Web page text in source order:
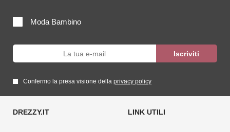
Moda Bambino
Confermo la presa visione della privacy policy